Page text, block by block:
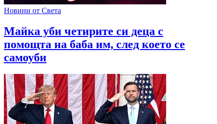
Новини от Света
Майка уби четирите си деца с
помощта на баба им, след което се
самоуби